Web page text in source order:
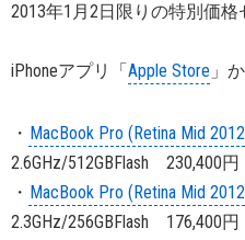
2013年1月2日限りの特別価格
iPhoneアプリ「Apple Store 」
・ MacBook Pro (Retina Mid
2.6GHz/512GBFlash 230,400円
・ MacBook Pro (Retina Mid
2.3GHz/256GBFlash 176,400円